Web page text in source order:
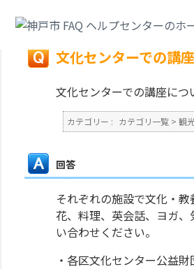
戻る
文化センターでの講
文化センターでの講座につ
カテゴリー : カテゴリ一覧 > 観
回答
それぞれの施設で文化・
花、料理、英会話、ヨガ
い合わせください。
・各区文化センター公